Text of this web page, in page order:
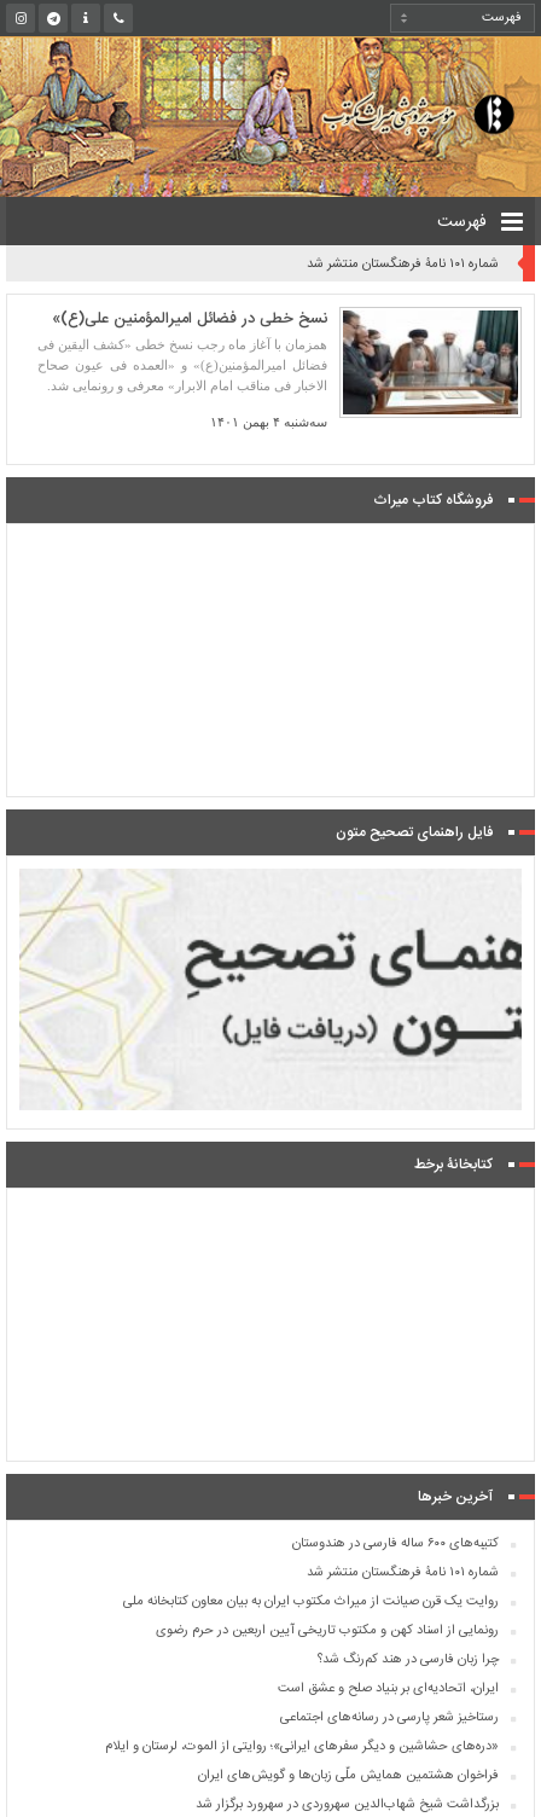
فهرست
شماره ۱۰۱ نامۀ فرهنگستان منتشر شد
نسخ خطی در فضائل امیرالمؤمنین علی(ع)»
همزمان با آغاز ماه رجب نسخ خطی «کشف الیقین فی
فضائل امیرالمؤمنین(ع)» و «العمده فی عیون صحاح
الاخبار فی مناقب امام الابرار» معرفی و رونمایی شد.
سه‌شنبه ۴ بهمن ۱۴۰۱
فروشگاه کتاب میراث
فایل راهنمای تصحیح متون
کتابخانۀ برخط
آخرین خبرها
کتیبه‌های ۶۰۰ ساله فارسی در هندوستان
شماره ۱۰۱ نامۀ فرهنگستان منتشر شد
روایت یک قرن صیانت از میراث مکتوب ایران به بیان معاون کتابخانه ملی
رونمایی از اسناد کهن و مکتوب تاریخی آیین اربعین در حرم رضوی
چرا زبان فارسی در هند کم‌رنگ شد؟
ایران، اتحادیه‌ای بر بنیاد صلح و عشق است
رستاخیز شعر پارسی در رسانه‌های اجتماعی
«دره‌های حشاشین و دیگر سفرهای ایرانی»؛ روایتی از الموت، لرستان و ایلام
فراخوان هشتمین همایش ملّی زبان‌ها و گویش‌های ایران
بزرگداشت شیخ شهاب‌الدین سهروردی در سهرورد برگزار شد